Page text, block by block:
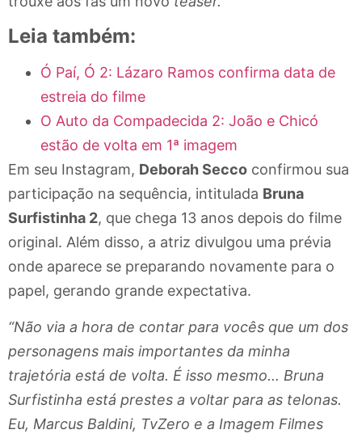
Leia também:
Ó Paí, Ó 2: Lázaro Ramos confirma data de
estreia do filme
O Auto da Compadecida 2: João e Chicó
estão de volta em 1ª imagem
Em seu Instagram, Deborah Secco confirmou sua
participação na sequência, intitulada Bruna
Surfistinha 2, que chega 13 anos depois do filme
original. Além disso, a atriz divulgou uma prévia
onde aparece se preparando novamente para o
papel, gerando grande expectativa.
“Não via a hora de contar para vocês que um dos
personagens mais importantes da minha
trajetória está de volta. É isso mesmo… Bruna
Surfistinha está prestes a voltar para as telonas.
Eu, Marcus Baldini, TvZero e a Imagem Filmes